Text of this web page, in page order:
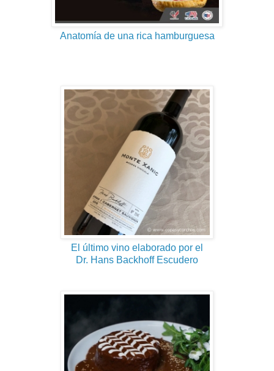
Anatomía de una rica hamburguesa
El último vino elaborado por el
Dr. Hans Backhoff Escudero